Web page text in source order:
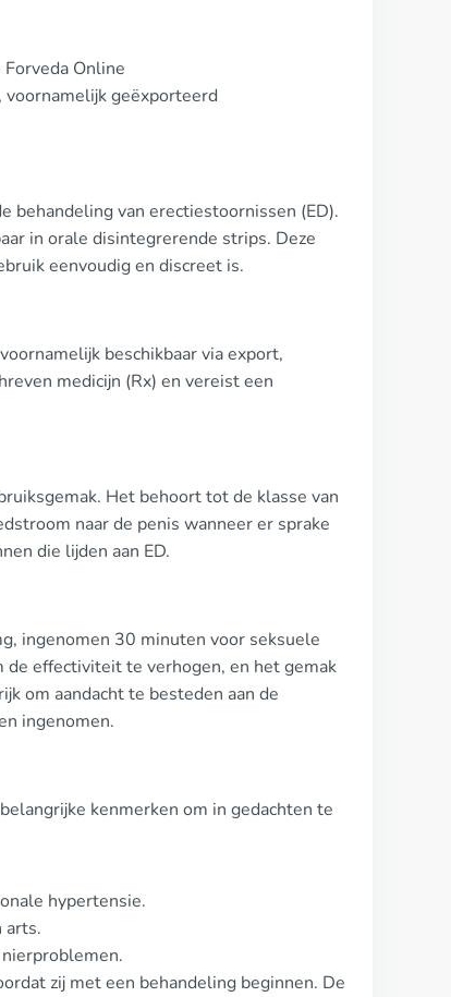
Online
geëxporteerd
behandeling van erectiestoornissen (ED).
in orale disintegrerende strips. Deze
eenvoudig en discreet is.
beschikbaar via export,
medicijn (Rx) en vereist een
Het behoort tot de klasse van
naar de penis wanneer er sprake
die lijden aan ED.
ingenomen 30 minuten voor seksuele
effectiviteit te verhogen, en het gemak
om aandacht te besteden aan de
ingenomen.
kenmerken om in gedachten te
hypertensie.
arts.
zij met een behandeling beginnen. De